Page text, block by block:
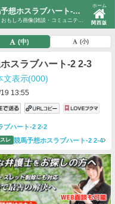
競馬予想ホスラブハート-2 2-3
ネタ・おもしろ画像(雑談・コミュニティ)
ホーム
関西版
(中) (小)
スラブハート-2 2-3
文表示(000)
13:55
ブハート-2 2-2
レ 競馬予想ホスラブハート-2 2-4